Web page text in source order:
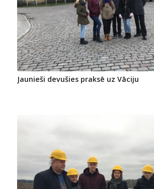
Jaunieši devušies praksē uz Vāciju